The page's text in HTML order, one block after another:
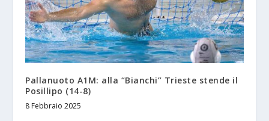
Pallanuoto A1M: alla “Bianchi” Trieste stende il
Posillipo (14-8)
8 Febbraio 2025